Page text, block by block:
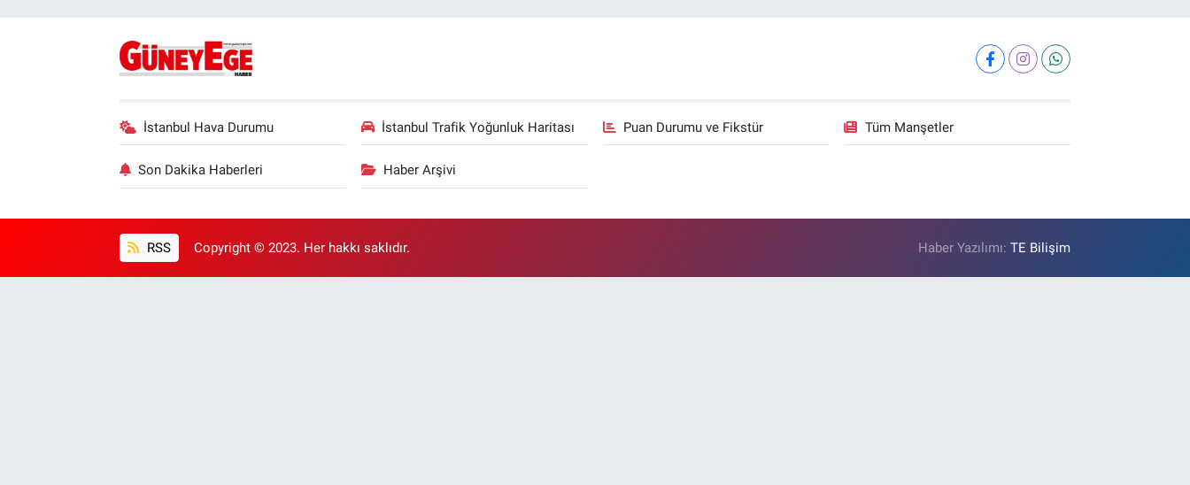
İstanbul Hava Durumu İstanbul Trafik Yoğunluk Haritası Puan Durumu ve Fikstür Tüm Manşetler
Son Dakika Haberleri Haber Arşivi
RSS Copyright © 2023. Her hakkı saklıdır. Haber Yazılımı:TE Bilişim